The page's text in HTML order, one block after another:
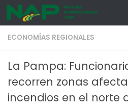
Skip to content
ECONOMÍAS REGIONALES
La Pampa:
recorren zonas
incendios en el norte